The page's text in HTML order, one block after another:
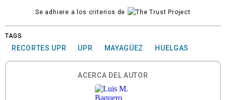
Se adhiere a los criterios de
TAGS
RECORTES UPR UPR MAYAGÜEZ HUELGAS
ACERCA DEL AUTOR